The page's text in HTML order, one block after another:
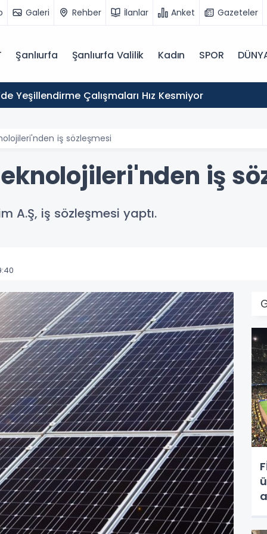
Galeri Rehber İlanlar Anket Gazeteler
Şanlıurfa Şanlıurfa Valilik Kadın SPOR
Yeşillendirme Çalışmaları Hız Kesmiyor
iş sözleşmesi
iş
A.Ş, iş sözleşmesi yaptı.